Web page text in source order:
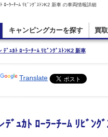
ｰﾗｰﾁｰﾑ ﾘﾋﾞﾝｸﾞｽﾄﾝK2 新車 の車両情報詳細
キャンピングカーを探す 買
ﾃﾞｭｶﾄ ﾛｰﾗｰﾁｰﾑ ﾘﾋﾞﾝｸﾞｽﾄﾝK2 新車
Translate
ｭｶﾄ ﾛｰﾗｰﾁｰﾑ ﾘﾋﾞﾝｸ